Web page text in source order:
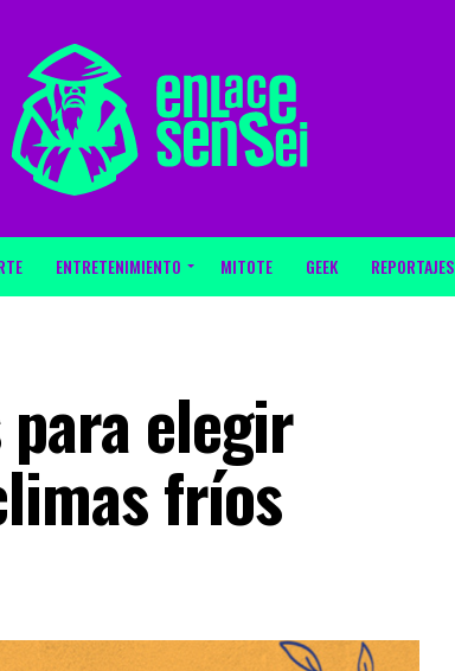
ENTRETENIMIENTO MITOTE GEEK REPORTAJES
elegir
fríos